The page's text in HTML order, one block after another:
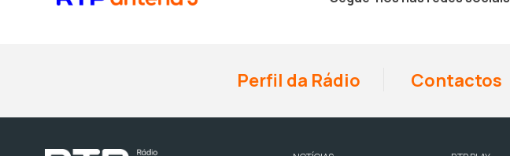
Perfil da Rádio Contactos